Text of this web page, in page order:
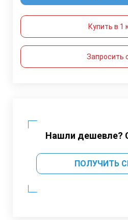
Купить в 1
Запросить
Нашли дешевле?
ПОЛУЧИТЬ